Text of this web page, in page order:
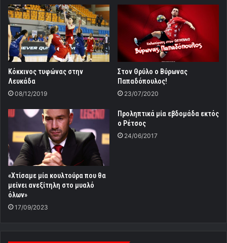
Κόκκινος τυφώνας στην
Λευκάδα
08/12/2019
Στον Θρύλο ο Βύρωνας
Παπαδόπουλος!
23/07/2020
«Χτίσαμε μία κουλτούρα που θα
μείνει ανεξίτηλη στο μυαλό
όλων»
17/09/2023
Προληπτικά μία εβδομάδα εκτός
ο Ρέτσος
24/06/2017